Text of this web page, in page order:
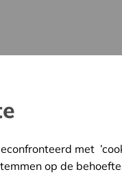
met
op de